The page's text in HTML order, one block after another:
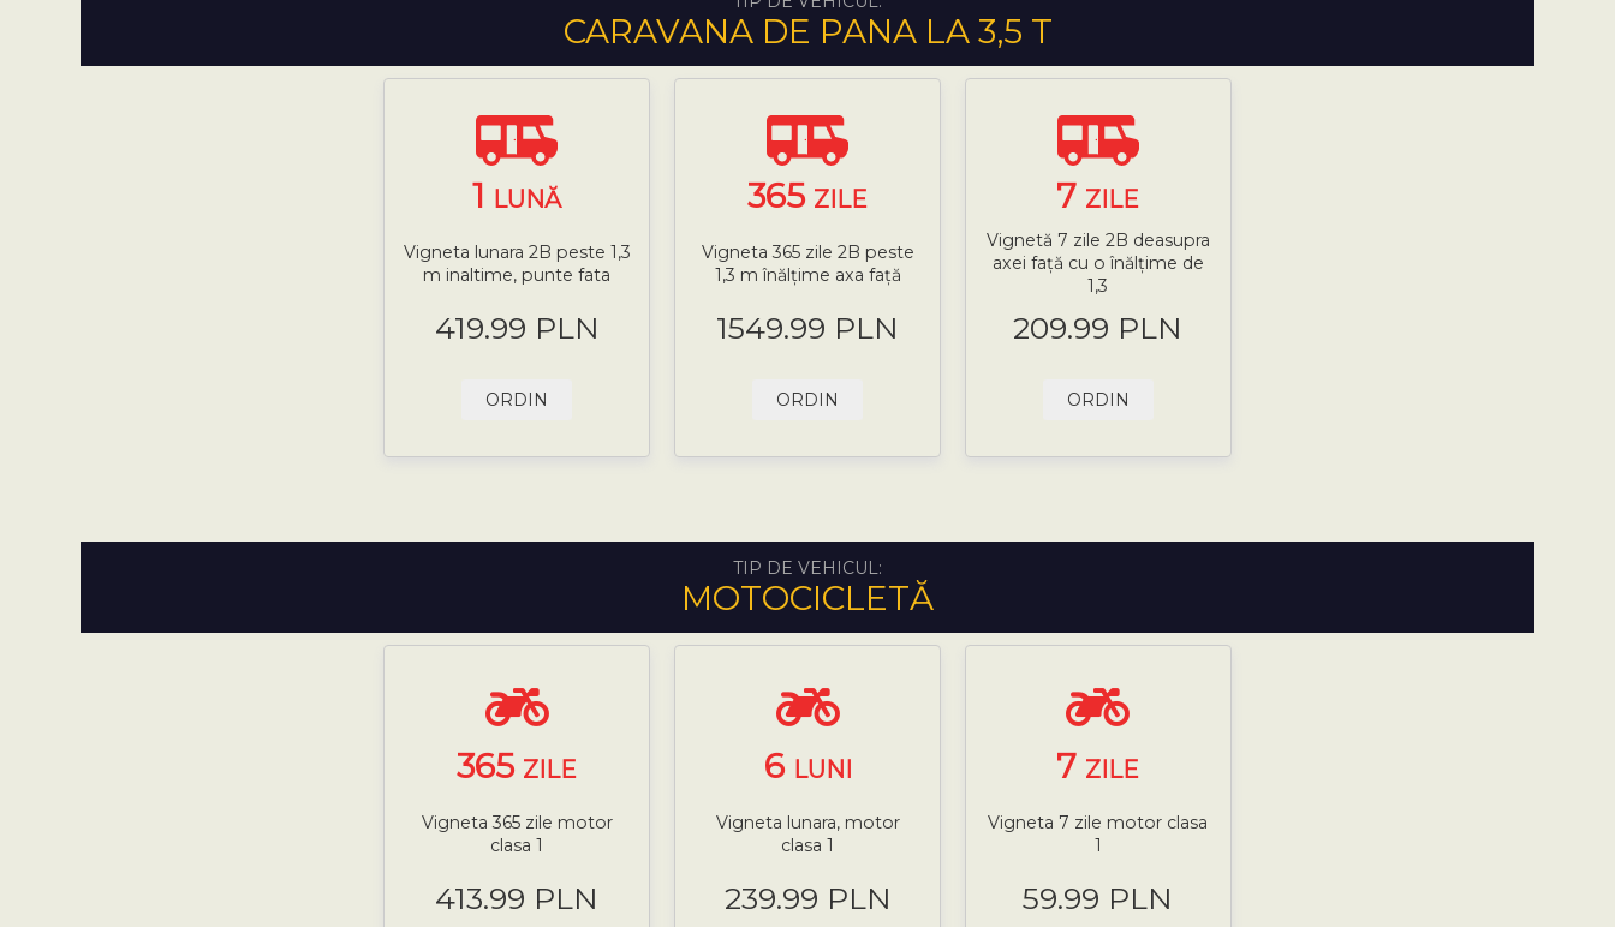
CARAVANA DE PANA LA 3,5 T
1 LUNĂ
Vigneta lunara 2B peste 1,3
m inaltime, punte fata
419.99 PLN
ORDIN
365 ZILE
Vigneta 365 zile 2B peste
1,3 m înălțime axa față
1549.99 PLN
ORDIN
7 ZILE
Vignetă 7 zile 2B deasupra
axei față cu o înălțime de
1,3
209.99 PLN
ORDIN
TIP DE VEHICUL:
MOTOCICLETĂ
365 ZILE
Vigneta 365 zile motor
clasa 1
413.99 PLN
6 LUNI
Vigneta lunara, motor
clasa 1
239.99 PLN
7 ZILE
Vigneta 7 zile motor clasa
1
59.99 PLN